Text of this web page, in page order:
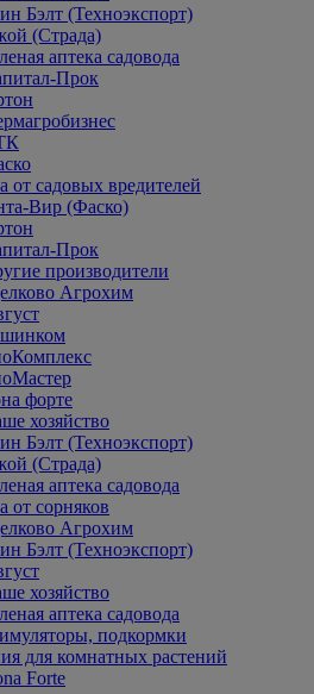
Бэлт (Техноэкспорт)
(Страда)
аптека садовода
Прок
от садовых вредителей
Вир (Фаско)
Прок
производители
Агрохим
форте
хозяйство
Бэлт (Техноэкспорт)
(Страда)
аптека садовода
от сорняков
Агрохим
Бэлт (Техноэкспорт)
хозяйство
аптека садовода
подкормки
для комнатных растений
Forte